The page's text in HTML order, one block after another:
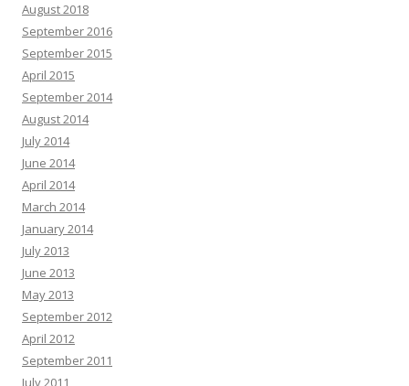
August 2018
September 2016
September 2015
April 2015
September 2014
August 2014
July 2014
June 2014
April 2014
March 2014
January 2014
July 2013
June 2013
May 2013
September 2012
April 2012
September 2011
July 2011